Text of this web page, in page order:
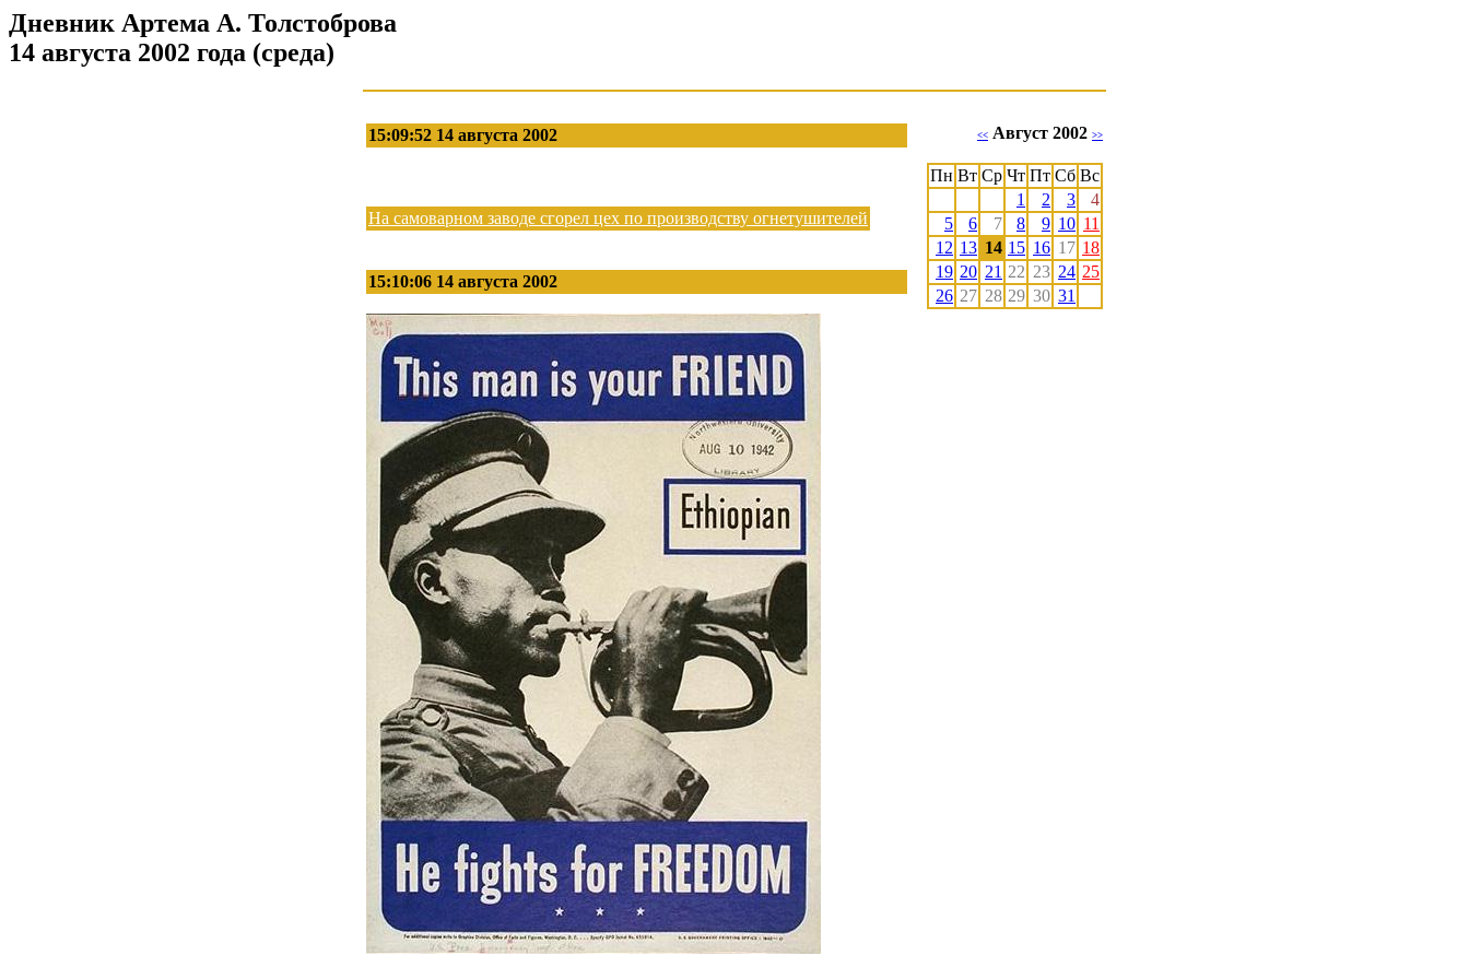
Дневник Артема А. Толстоброва
14 августа 2002 года (среда)
15:09:52 14 августа 2002
На самоварном заводе сгорел цех по производству огнетушителей
15:10:06 14 августа 2002
<< Август 2002 >>
Пн Вт Ср Чт Пт Сб Вс
1
2 3
4
5
6 7 8 9 10 11
12 13 14 15 16 17 18
19 20 21 22 23 24 25
26 27 28 29 30 31